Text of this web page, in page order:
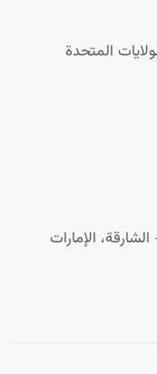
كاليفورنيا 94117، الولايات المتحدة
الإمارات